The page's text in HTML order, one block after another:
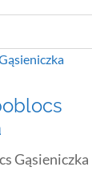
Gąsieniczka